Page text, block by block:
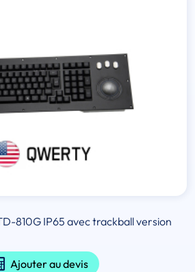
810G IP65 avec trackball version
Ajouter au devis